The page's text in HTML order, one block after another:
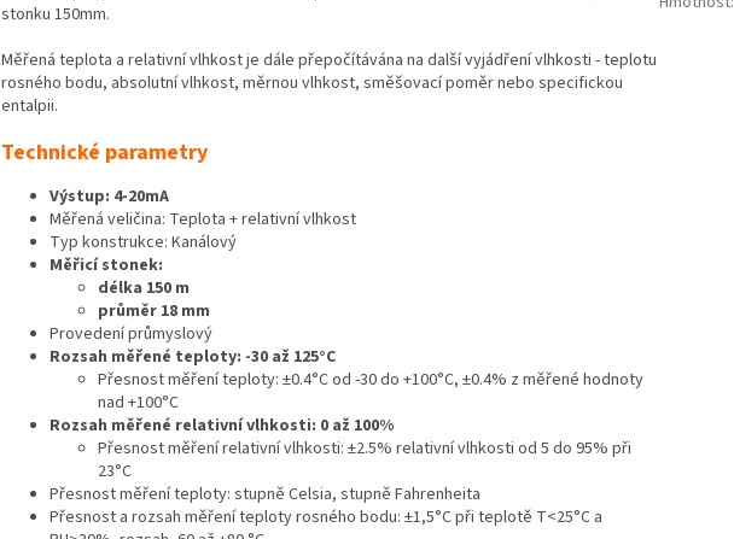
stonku 150mm.
Měřená teplota a relativní vlhkost je dále přepočítávána na další vyjádření vlhkosti - teplotu
rosného bodu, absolutní vlhkost, měrnou vlhkost, směšovací poměr nebo specifickou
entalpii.
Technické parametry
Výstup: 4-20mA
Měřená veličina: Teplota + relativní vlhkost
Typ konstrukce: Kanálový
Měřicí stonek:
délka 150 m
průměr 18 mm
Provedení průmyslový
Rozsah měřené teploty: -30 až 125°C
Přesnost měření teploty: ±0.4°C od -30 do +100°C, ±0.4% z měřené hodnoty
nad +100°C
Rozsah měřené relativní vlhkosti: 0 až 100%
Přesnost měření relativní vlhkosti: ±2.5% relativní vlhkosti od 5 do 95% při
23°C
Přesnost měření teploty: stupně Celsia, stupně Fahrenheita
Přesnost a rozsah měření teploty rosného bodu: ±1,5°C při teplotě T<25°C a